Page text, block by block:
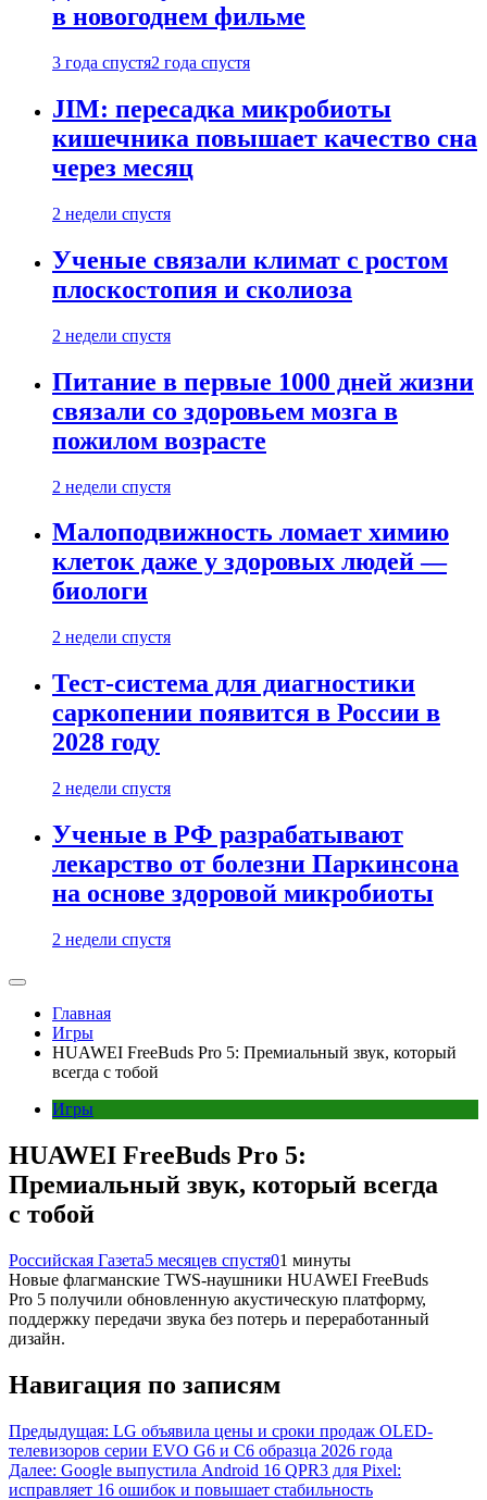
в новогоднем фильме
3 года спустя2 года спустя
JIM: пересадка микробиоты
кишечника повышает качество сна
через месяц
2 недели спустя
Ученые связали климат с ростом
плоскостопия и сколиоза
2 недели спустя
Питание в первые 1000 дней жизни
связали со здоровьем мозга в
пожилом возрасте
2 недели спустя
Малоподвижность ломает химию
клеток даже у здоровых людей —
биологи
2 недели спустя
Тест-система для диагностики
саркопении появится в России в
2028 году
2 недели спустя
Ученые в РФ разрабатывают
лекарство от болезни Паркинсона
на основе здоровой микробиоты
2 недели спустя
Главная
Игры
HUAWEI FreeBuds Pro 5: Премиальный звук, который
всегда с тобой
Игры
HUAWEI FreeBuds Pro 5:
Премиальный звук, который всегда
с тобой
Российская Газета5 месяцев спустя01 минуты
Новые флагманские TWS-наушники HUAWEI FreeBuds
Pro 5 получили обновленную акустическую платформу,
поддержку передачи звука без потерь и переработанный
дизайн.
Навигация по записям
Предыдущая: LG объявила цены и сроки продаж OLED-
телевизоров серии EVO G6 и C6 образца 2026 года
Далее: Google выпустила Android 16 QPR3 для Pixel:
исправляет 16 ошибок и повышает стабильность